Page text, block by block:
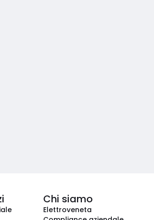
Chi siamo
Elettroveneta